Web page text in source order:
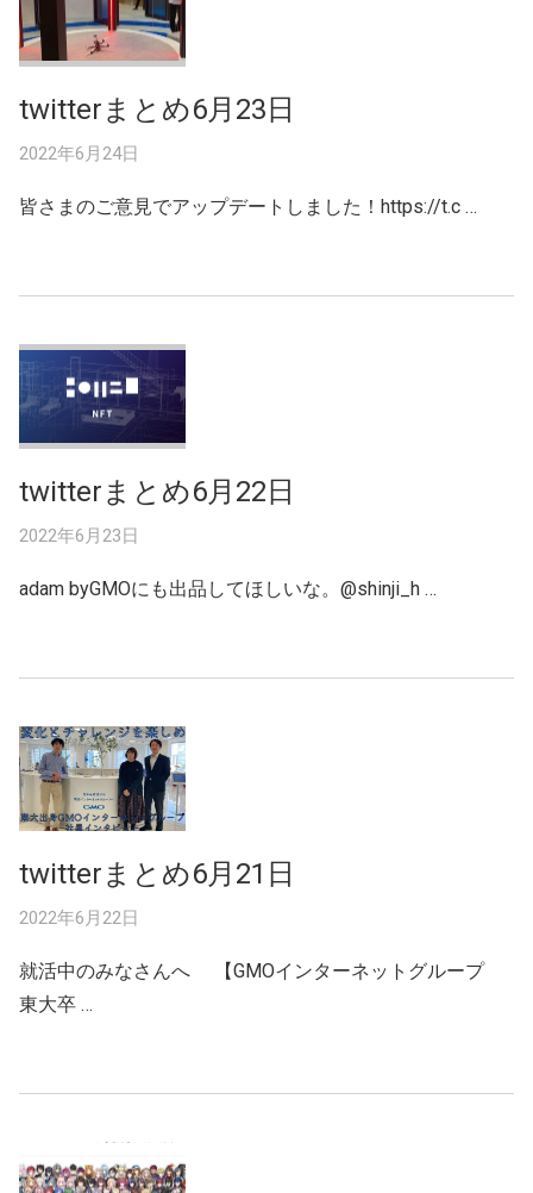
twitterまとめ6月23日
2022年6月24日
皆さまのご意見でアップデートしました！https://t.c …
twitterまとめ6月22日
2022年6月23日
adam byGMOにも出品してほしいな。@shinji_h …
twitterまとめ6月21日
2022年6月22日
就活中のみなさんへ 【GMOインターネットグループ
東大卒 …